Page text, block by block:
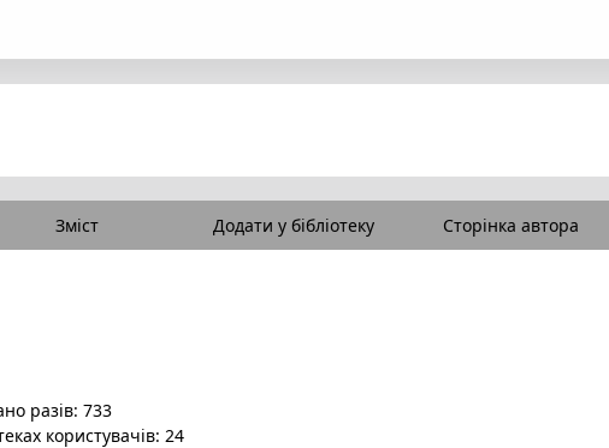
Зміст Додати у бібліотеку Сторінка автора
разів: 733
користувачів: 24